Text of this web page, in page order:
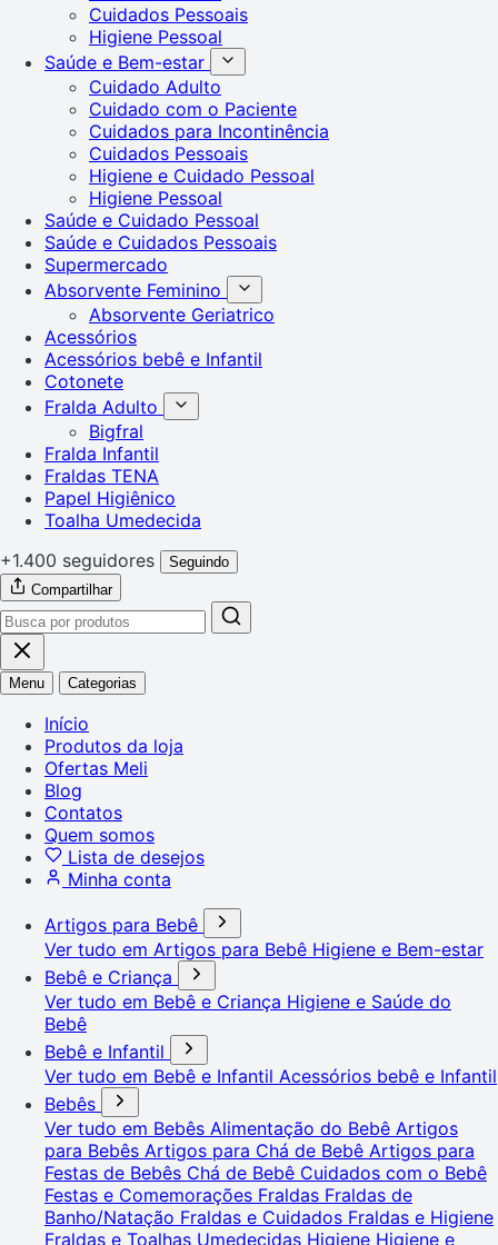
Cuidados Pessoais
Higiene Pessoal
Saúde e Bem-estar
Cuidado Adulto
Cuidado com o Paciente
Cuidados para Incontinência
Cuidados Pessoais
Higiene e Cuidado Pessoal
Higiene Pessoal
Saúde e Cuidado Pessoal
Saúde e Cuidados Pessoais
Supermercado
Absorvente Feminino
Absorvente Geriatrico
Acessórios
Acessórios bebê e Infantil
Cotonete
Fralda Adulto
Bigfral
Fralda Infantil
Fraldas TENA
Papel Higiênico
Toalha Umedecida
+1.400 seguidores
Seguindo
Compartilhar
Menu Categorias
Início
Produtos da loja
Ofertas Meli
Blog
Contatos
Quem somos
Lista de desejos
Minha conta
Artigos para Bebê
Ver tudo em Artigos para Bebê Higiene e Bem-estar
Bebê e Criança
Ver tudo em Bebê e Criança Higiene e Saúde do
Bebê
Bebê e Infantil
Ver tudo em Bebê e Infantil Acessórios bebê e Infantil
Bebês
Ver tudo em Bebês Alimentação do Bebê Artigos
para Bebês Artigos para Chá de Bebê Artigos para
Festas de Bebês Chá de Bebê Cuidados com o Bebê
Festas e Comemorações Fraldas Fraldas de
Banho/Natação Fraldas e Cuidados Fraldas e Higiene
Fraldas e Toalhas Umedecidas Higiene Higiene e